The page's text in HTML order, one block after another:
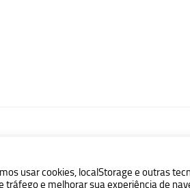
com Java © 2026. Todos Direitos
- Designed with theHueman theme
usar cookies, localStorage e outras
tráfego e melhorar sua experiência de